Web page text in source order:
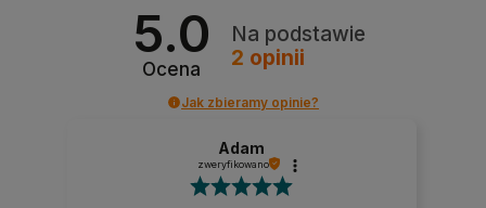
5.0
Ocena
Na podstawie
2 opinii
Jak zbieramy opinie?
Adam
zweryfikowano